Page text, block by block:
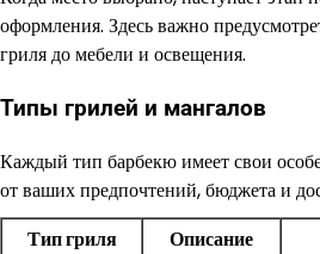
оформления. Здесь важно
гриля до мебели и освещения.
Типы грилей и мангалов
Каждый тип барбекю имеет свои
от ваших предпочтений, бюджета и
Тип гриля
Описание